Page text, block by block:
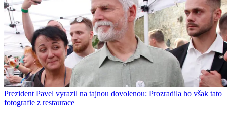
Prezident Pavel vyrazil na tajnou dovolenou: Prozradila ho však tato
fotografie z restaurace